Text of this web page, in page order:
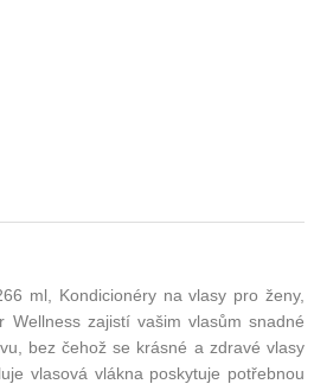
ml, Kondicionéry na vlasy pro ženy,
Wellness zajistí vašim vlasům snadné
bez čehož se krásné a zdravé vlasy
vlasová vlákna poskytuje potřebnou